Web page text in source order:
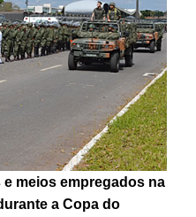
meios empregados na
a Copa do